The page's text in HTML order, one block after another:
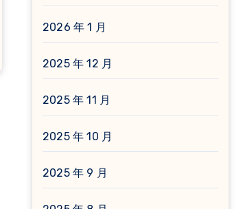
2026 年 1 月
2025 年 12 月
2025 年 11 月
2025 年 10 月
2025 年 9 月